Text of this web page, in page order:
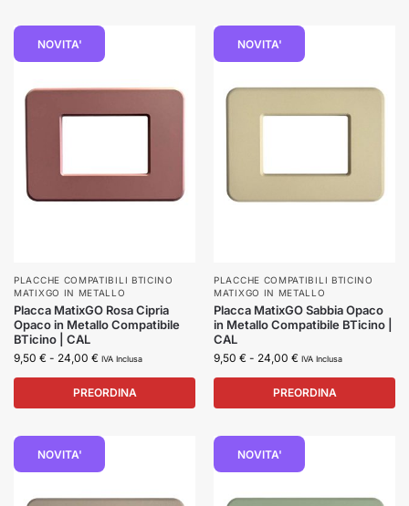
NOVITA'
PLACCHE COMPATIBILI BTICINO
MATIXGO IN METALLO
Placca MatixGO Rosa Cipria
Opaco in Metallo Compatibile
BTicino | CAL
9,50 € - 24,00 € IVA Inclusa
PREORDINA
NOVITA'
PLACCHE COMPATIBILI BTICINO
MATIXGO IN METALLO
Placca MatixGO Sabbia Opaco
in Metallo Compatibile BTicino |
CAL
9,50 € - 24,00 € IVA Inclusa
PREORDINA
NOVITA' NOVITA'